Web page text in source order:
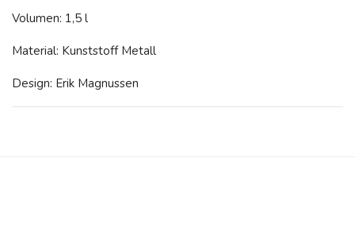
Volumen: 1,5 l
Material: Kunststoff Metall
Design: Erik Magnussen